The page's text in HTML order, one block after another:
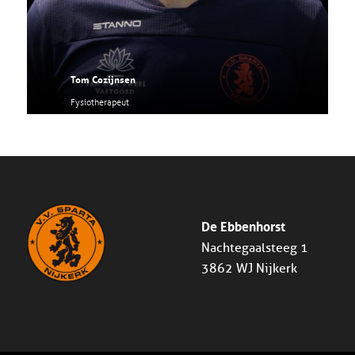
Tom Cozijnsen
Fysiotherapeut
De Ebbenhorst
Nachtegaalsteeg 1
3862 WJ Nijkerk